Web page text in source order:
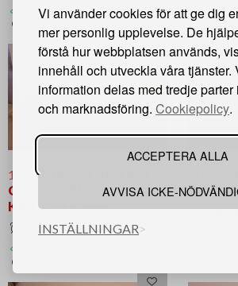
Vi använder cookies för att ge dig
mer personlig upplevelse. De
förstå hur webbplatsen används,
innehåll och utveckla våra tjänster.
information delas med tredje
och marknadsföring. Cookiepolicy.
ACCEPTERA ALLA
AVVISA ICKE-
INSTÄLLNINGAR
200 kr
400
10159.
GLAS, SKÅLAR
KARAFFER MM
Avslutat rop